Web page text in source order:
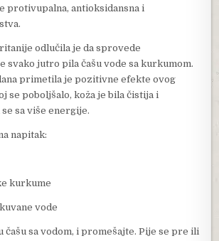
protivupalna, antioksidansna i
odlučila je da sprovede
svako jutro pila čašu vode sa kurkumom.
primetila je pozitivne efekte ovog
se poboljšalo, koža je bila čistija i
sa više energije.
napitak:
kurkume
vode
čašu sa vodom, i promešajte. Pije se pre ili